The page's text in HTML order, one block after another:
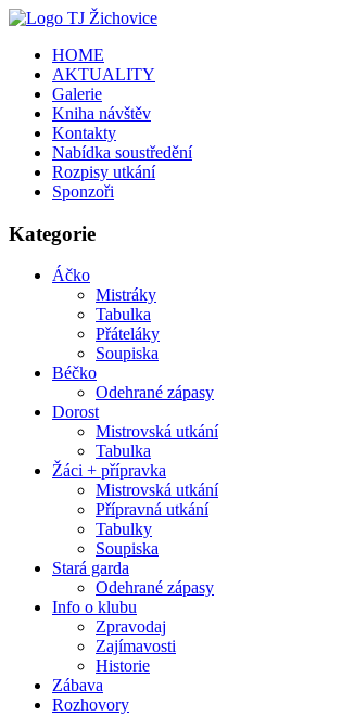
HOME
AKTUALITY
Galerie
Kniha návštěv
Kontakty
Nabídka soustředění
Rozpisy utkání
Sponzoři
Kategorie
Áčko
Mistráky
Tabulka
Přáteláky
Soupiska
Béčko
Odehrané zápasy
Dorost
Mistrovská utkání
Tabulka
Žáci + přípravka
Mistrovská utkání
Přípravná utkání
Tabulky
Soupiska
Stará garda
Odehrané zápasy
Info o klubu
Zpravodaj
Zajímavosti
Historie
Zábava
Rozhovory